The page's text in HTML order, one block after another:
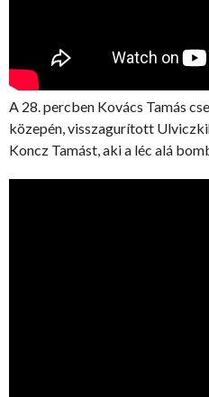
A 28. percben Kovács Tamás
közepén, visszagurított
Koncz Tamást, aki a léc alá